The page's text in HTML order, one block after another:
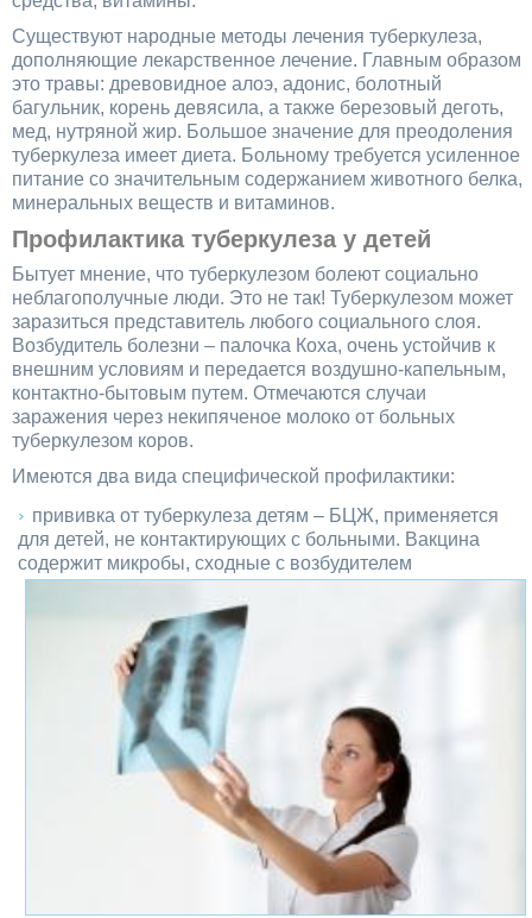
Существуют народные методы лечения туберкулеза,
дополняющие лекарственное лечение. Главным образом
это травы: древовидное алоэ, адонис, болотный
багульник, корень девясила, а также березовый деготь,
мед, нутряной жир. Большое значение для преодоления
туберкулеза имеет диета. Больному требуется усиленное
питание со значительным содержанием животного белка,
минеральных веществ и витаминов.
Профилактика туберкулеза у детей
Бытует мнение, что туберкулезом болеют социально
неблагополучные люди. Это не так! Туберкулезом может
заразиться представитель любого социального слоя.
Возбудитель болезни – палочка Коха, очень устойчив к
внешним условиям и передается воздушно-капельным,
контактно-бытовым путем. Отмечаются случаи
заражения через некипяченое молоко от больных
туберкулезом коров.
Имеются два вида специфической профилактики:
прививка от туберкулеза детям – БЦЖ, применяется
для детей, не контактирующих с больными. Вакцина
содержит микробы, сходные с возбудителем